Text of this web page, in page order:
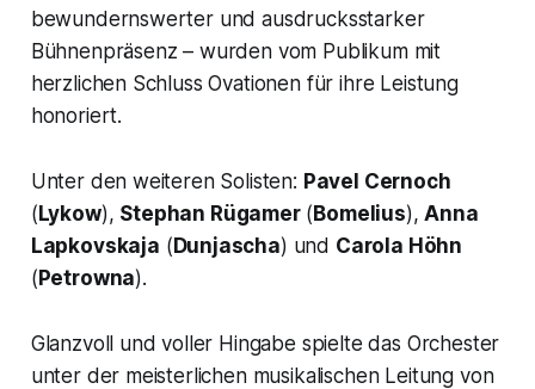
bewundernswerter und ausdrucksstarker
Bühnenpräsenz – wurden vom Publikum mit
herzlichen Schluss Ovationen für ihre Leistung
honoriert.
Unter den weiteren Solisten: Pavel Cernoch
(Lykow), Stephan Rügamer(Bomelius),Anna
Lapkovskaja (Dunjascha) und Carola Höhn
(Petrowna).
Glanzvoll und voller Hingabe spielte das Orchester
unter der meisterlichen musikalischen Leitung von